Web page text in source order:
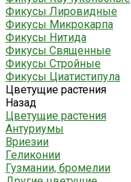
Фикусы Лировидные
Фикусы Микрокарпа
Фикусы Нитида
Фикусы Священные
Фикусы Стройные
Фикусы Циатистипула
Цветущие растения
Назад
Цветущие растения
Антуриумы
Вриезии
Геликонии
Гузмании, бромелии